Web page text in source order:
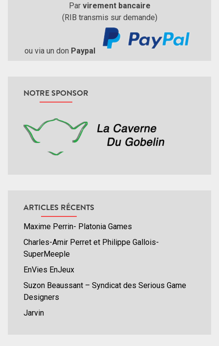
Par virement bancaire
(RIB transmis sur demande)
ou via un don Paypal
NOTRE SPONSOR
ARTICLES RÉCENTS
Maxime Perrin- Platonia Games
Charles-Amir Perret et Philippe Gallois-
SuperMeeple
EnVies EnJeux
Suzon Beaussant – Syndicat des Serious Game
Designers
Jarvin